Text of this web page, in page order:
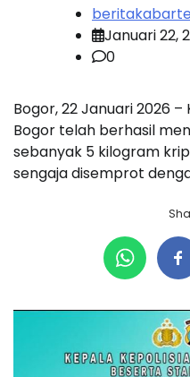
Januari 22,
0
Bogor, 22 Januari 2026
Bogor telah berhasil
sebanyak 5 kilogram
sengaja disemprot